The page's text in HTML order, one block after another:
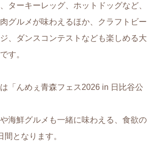
ターキーレッグ、ホットドッグなど、
グルメが味わえるほか、クラフトビー
、ダンスコンテストなども楽しめる大
す。
「んめぇ青森フェス2026 in 日比谷公
海鮮グルメも一緒に味わえる、食欲の
となります。